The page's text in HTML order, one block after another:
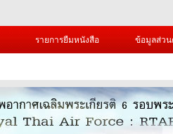
รายการยืมหนังสือ ข้อมูลส่ว